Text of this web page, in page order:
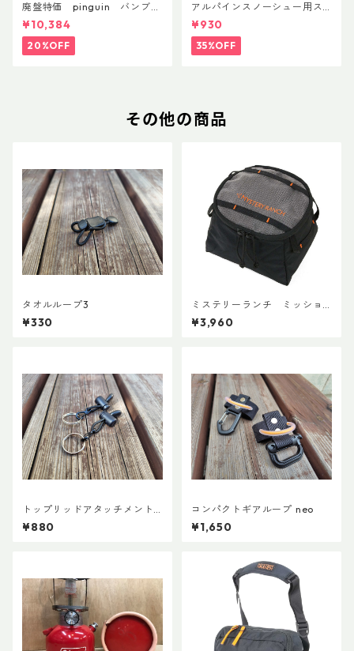
廃盤特価 pinguin バンブー
FLフォーム(ペア)
¥10,384
20%OFF
アルパインスノーシュー用ス
トラップキャッチ(ペア)
¥930
35%OFF
その他の商品
タオルループ3
¥330
ミステリーランチ ミッショ
ンパッキングキューブ S ブラ
ック
¥3,960
トップリッドアタッチメント
(ペア)
¥880
コンパクトギアループ neo
¥1,650